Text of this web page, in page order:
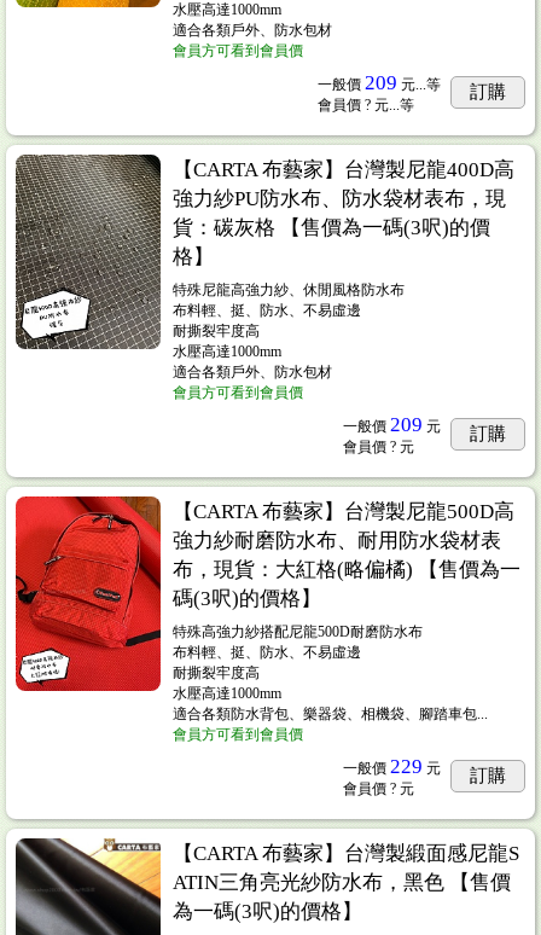
水壓高達1000mm
適合各類戶外、防水包材
會員方可看到會員價
一般價 209 元...等
會員價 ? 元...等
訂購
【CARTA 布藝家】台灣製尼龍400D高
強力紗PU防水布、防水袋材表布，現
貨：碳灰格 【售價為一碼(3呎)的價
格】
特殊尼龍高強力紗、休閒風格防水布
布料輕、挺、防水、不易虛邊
耐撕裂牢度高
水壓高達1000mm
適合各類戶外、防水包材
會員方可看到會員價
一般價 209 元
會員價 ? 元
訂購
【CARTA 布藝家】台灣製尼龍500D高
強力紗耐磨防水布、耐用防水袋材表
布，現貨：大紅格(略偏橘) 【售價為一
碼(3呎)的價格】
特殊高強力紗搭配尼龍500D耐磨防水布
布料輕、挺、防水、不易虛邊
耐撕裂牢度高
水壓高達1000mm
適合各類防水背包、樂器袋、相機袋、腳踏車包...
會員方可看到會員價
一般價 229 元
會員價 ? 元
訂購
【CARTA 布藝家】台灣製緞面感尼龍S
ATIN三角亮光紗防水布，黑色 【售價
為一碼(3呎)的價格】